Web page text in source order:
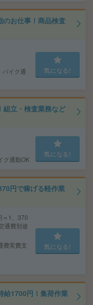
のお仕事！商品検査
イク通
気になる!
組立・検査業務など
ク通勤OK
気になる!
円で稼げる軽作業
＝1、370
通費別途
費実費支
気になる!
給1700円！集荷作業